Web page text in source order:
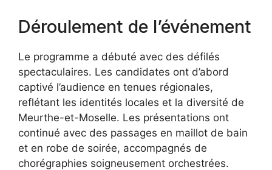
Déroulement de l’événement
Le programme a débuté avec des défilés
spectaculaires. Les candidates ont d’abord
captivé l’audience en tenues régionales,
reflétant les identités locales et la diversité de
Meurthe-et-Moselle. Les présentations ont
continué avec des passages en maillot de bain
et en robe de soirée, accompagnés de
chorégraphies soigneusement orchestrées.